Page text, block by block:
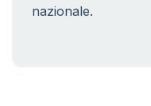
nazionale.